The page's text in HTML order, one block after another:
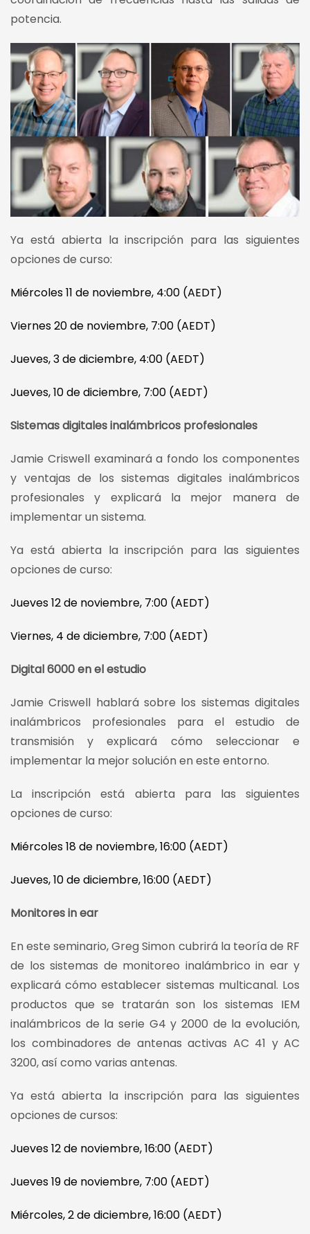
potencia.
Ya está abierta la inscripción para las siguientes
opciones de curso:
Miércoles 11 de noviembre, 4:00 (AEDT)
Viernes 20 de noviembre, 7:00 (AEDT)
Jueves, 3 de diciembre, 4:00 (AEDT)
Jueves, 10 de diciembre, 7:00 (AEDT)
Sistemas digitales inalámbricos profesionales
Jamie Criswell examinará a fondo los componentes
y ventajas de los sistemas digitales inalámbricos
profesionales y explicará la mejor manera de
implementar un sistema.
Ya está abierta la inscripción para las siguientes
opciones de curso:
Jueves 12 de noviembre, 7:00 (AEDT)
Viernes, 4 de diciembre, 7:00 (AEDT)
Digital 6000 en el estudio
Jamie Criswell hablará sobre los sistemas digitales
inalámbricos profesionales para el estudio de
transmisión y explicará cómo seleccionar e
implementar la mejor solución en este entorno.
La inscripción está abierta para las siguientes
opciones de curso:
Miércoles 18 de noviembre, 16:00 (AEDT)
Jueves, 10 de diciembre, 16:00 (AEDT)
Monitores in ear
En este seminario, Greg Simon cubrirá la teoría de RF
de los sistemas de monitoreo inalámbrico in ear y
explicará cómo establecer sistemas multicanal. Los
productos que se tratarán son los sistemas IEM
inalámbricos de la serie G4 y 2000 de la evolución,
los combinadores de antenas activas AC 41 y AC
3200, así como varias antenas.
Ya está abierta la inscripción para las siguientes
opciones de cursos:
Jueves 12 de noviembre, 16:00 (AEDT)
Jueves 19 de noviembre, 7:00 (AEDT)
Miércoles, 2 de diciembre, 16:00 (AEDT)